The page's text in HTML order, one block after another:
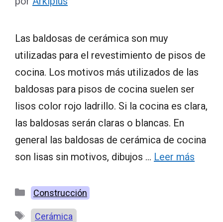
Las baldosas de cerámica son muy
utilizadas para el revestimiento de pisos de
cocina. Los motivos más utilizados de las
baldosas para pisos de cocina suelen ser
lisos color rojo ladrillo. Si la cocina es clara,
las baldosas serán claras o blancas. En
general las baldosas de cerámica de cocina
son lisas sin motivos, dibujos … Leer más
Categorías
Construcción
Etiquetas
Cerámica